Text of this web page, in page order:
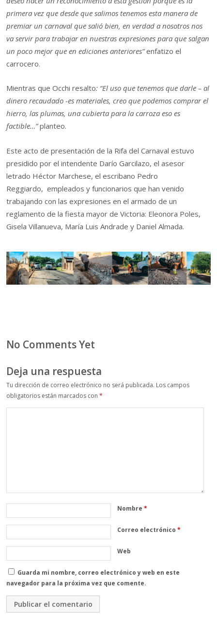
primera vez que desde que salimos tenemos esta manera de
premiar un carnaval que salió bien, en verdad a nosotros nos
va servir para trabajar en nuestras expresiones para que salgan
un poco mejor que en ediciones anteriores”enfatizo el
carrocero.
Mientras que Occhi resalto: “El uso que tenemos que darle – al
dinero recaudado -es materiales, creo que podemos comprar el
hierro, las plumas, una cubierta para la carroza eso es
factible…”planteo.
Este acto de presentación de la Rifa del Carnaval estuvo
presidido por el intendente Darío Garcilazo, el asesor
letrado Héctor Marchese, el escribano Pedro
Reggiardo, empleados y funcionarios que han venido
trabajando con las expresiones en el armado de un
reglamento de la fiesta mayor de Victoria: Eleonora Poles,
Gisela Villanueva, María Luis Andrade y Daniel Almada.
No Comments Yet
Deja una respuesta
Tu dirección de correo electrónico no será publicada. Los campos
obligatorios están marcados con*
Nombre*
Correo electrónico*
Web
Guarda mi nombre, correo electrónico y web en este
navegador para la próxima vez que comente.